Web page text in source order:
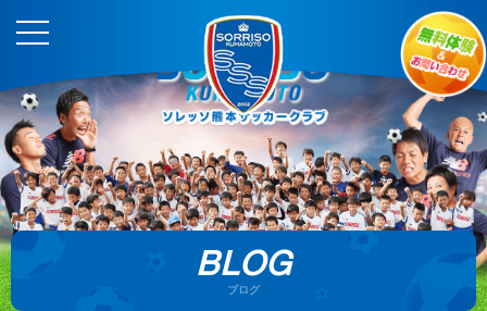
BLOG
ブログ